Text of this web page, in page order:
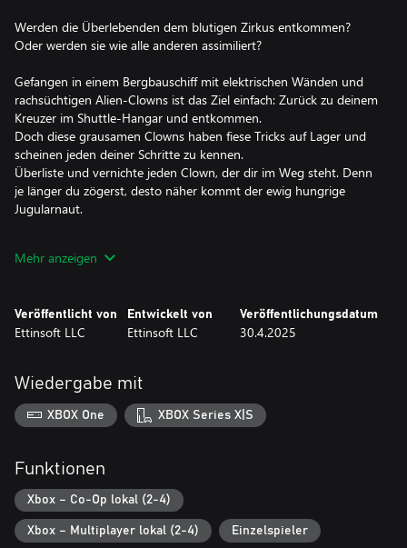
Werden die Überlebenden dem blutigen Zirkus entkommen?
Oder werden sie wie alle anderen assimiliert?
Gefangen in einem Bergbauschiff mit elektrischen Wänden und
rachsüchtigen Alien-Clowns ist das Ziel einfach: Zurück zu deinem
Kreuzer im Shuttle-Hangar und entkommen.
Doch diese grausamen Clowns haben fiese Tricks auf Lager und
scheinen jeden deiner Schritte zu kennen.
Überliste und vernichte jeden Clown, der dir im Weg steht. Denn
je länger du zögerst, desto näher kommt der ewig hungrige
Jugularnaut.
Vernichte finstere Clowns ...
Mehr anzeigen
Veröffentlicht von
Ettinsoft LLC
Entwickelt von
Ettinsoft LLC
Veröffentlichungsdatum
30.4.2025
Wiedergabe mit
XBOX One XBOX Series X|S
Funktionen
Xbox – Co-Op lokal (2-4)
Xbox – Multiplayer lokal (2-4) Einzelspieler